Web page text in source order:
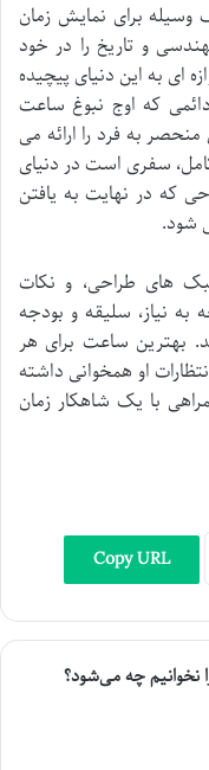
برای نمایش زمان
و تاریخ را در خود
ای به این دنیای پیچیده
که اوج نبوغ ساعت
به فرد را ارائه می
سفری است در دنیای
که در نهایت به یافتن
شود.
های طراحی، و نکات
به نیاز، سلیقه و بودجه
بهترین ساعت برای هر
او همخوانی داشته
با یک شاهکار زمان
Copy URL
نخوانیم چه می‌شود؟